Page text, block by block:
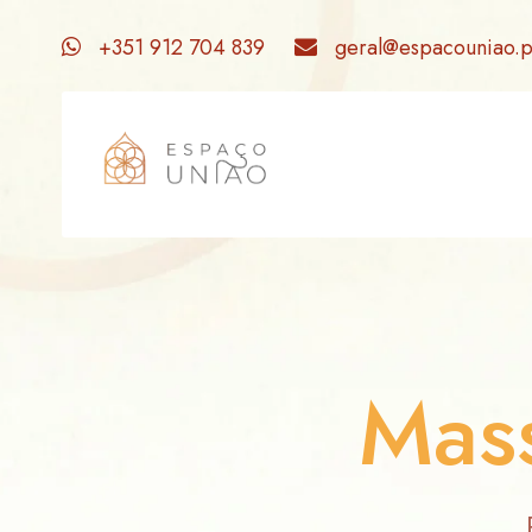
+351 912 704 839